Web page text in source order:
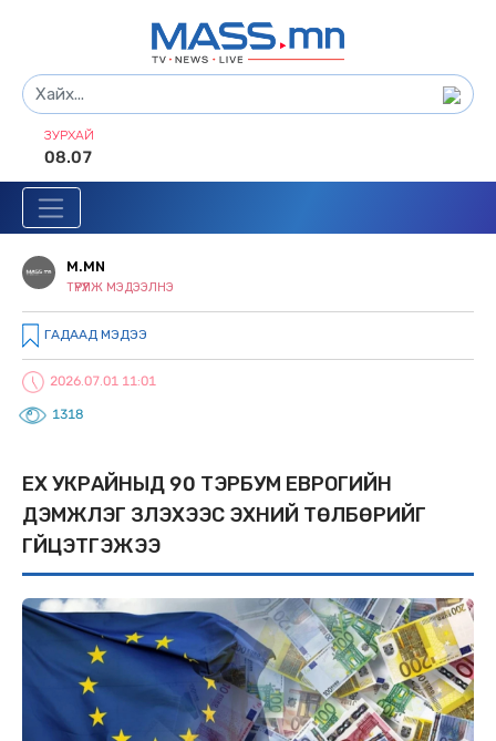
ЗУРХАЙ
08.07
M.MN
ТҮРҮҮЛЖ МЭДЭЭЛНЭ
ГАДААД МЭДЭЭ
2026.07.01 11:01
1318
ЕХ УКРАЙНЫД 90 ТЭРБУМ ЕВРОГИЙН
ДЭМЖЛЭГ ҮЗҮҮЛЭХЭЭС ЭХНИЙ ТӨЛБӨРИЙГ
ГҮЙЦЭТГЭЖЭЭ